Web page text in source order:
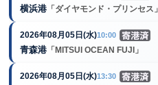
横浜港 「ダイヤモンド・プリンセス」
2026年08月05日(水)10:00
青森港 「MITSUI OCEAN FUJI」
2026年08月05日(水)13:30